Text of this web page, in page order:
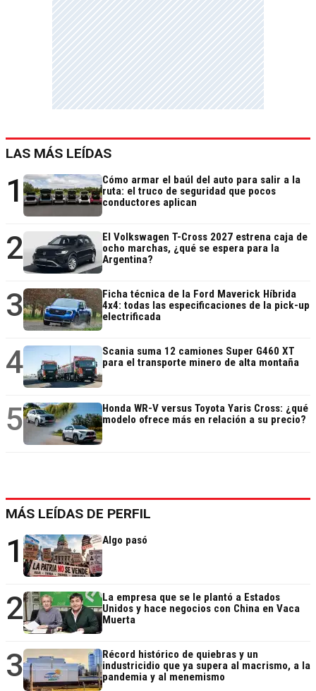
LAS MÁS LEÍDAS
1
Cómo armar el baúl del auto para salir a la
ruta: el truco de seguridad que pocos
conductores aplican
2
El Volkswagen T-Cross 2027 estrena caja de
ocho marchas, ¿qué se espera para la
Argentina?
3
Ficha técnica de la Ford Maverick Híbrida
4x4: todas las especificaciones de la pick-up
electrificada
4
Scania suma 12 camiones Super G460 XT
para el transporte minero de alta montaña
5
Honda WR-V versus Toyota Yaris Cross: ¿qué
modelo ofrece más en relación a su precio?
MÁS LEÍDAS DE PERFIL
1 Algo pasó
2
La empresa que se le plantó a Estados
Unidos y hace negocios con China en Vaca
Muerta
3
Récord histórico de quiebras y un
industricidio que ya supera al macrismo, a la
pandemia y al menemismo